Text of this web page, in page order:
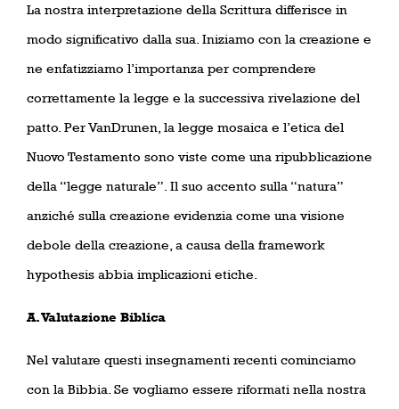
La nostra interpretazione della Scrittura differisce in
modo significativo dalla sua. Iniziamo con la creazione e
ne enfatizziamo l’importanza per comprendere
correttamente la legge e la successiva rivelazione del
patto. Per VanDrunen, la legge mosaica e l’etica del
Nuovo Testamento sono viste come una ripubblicazione
della “legge naturale”. Il suo accento sulla “natura”
anziché sulla creazione evidenzia come una visione
debole della creazione, a causa della framework
hypothesis abbia implicazioni etiche.
A. Valutazione Biblica
Nel valutare questi insegnamenti recenti cominciamo
con la Bibbia. Se vogliamo essere riformati nella nostra